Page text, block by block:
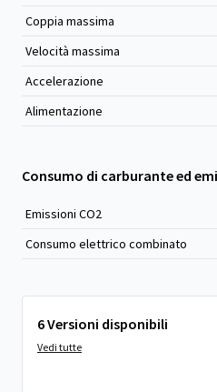
Coppia massima
Velocità massima
Accelerazione
Alimentazione
Consumo di carburante ed
Emissioni CO2
Consumo elettrico combinato
6 Versioni disponibili
Vedi tutte